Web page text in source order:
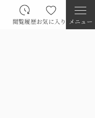
閲覧履歴お気に入り メニュー